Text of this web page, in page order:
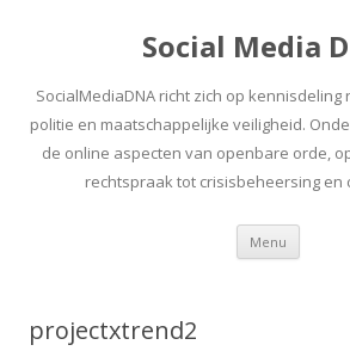
Social Media
SocialMediaDNA richt zich op kennisdeling
politie en maatschappelijke veiligheid.
de online aspecten van openbare orde,
rechtspraak tot crisisbeheersing en
Menu Spring
inhoud
projectxtrend2